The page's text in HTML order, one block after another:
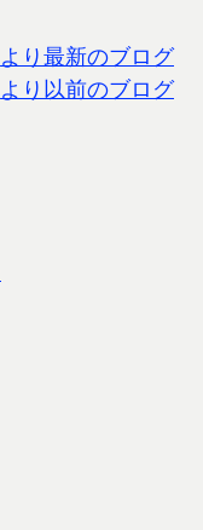
より最新のブログ
より以前のブログ